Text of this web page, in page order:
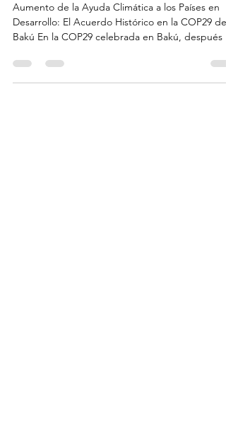
Aumento de la Ayuda Climática a los Países en
Desarrollo: El Acuerdo Histórico en la COP29 de
Bakú En la COP29 celebrada en Bakú, después
alcanzó un acuerdo histórico que marca un paso
clave en la lucha contra el cambio climático. El